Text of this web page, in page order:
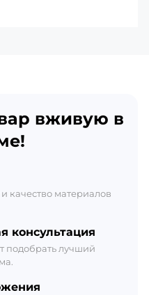
вживую в
качество материалов
консультация
подобрать лучший